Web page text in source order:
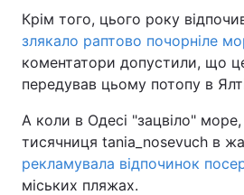
Крім того, цього року
злякало раптово почорніле
коментатори допустили, що
передував цьому потопу в
А коли в Одесі "зацвіло"
тисячниця tania_nosevuch в
рекламувала відпочинок
міських пляжах.